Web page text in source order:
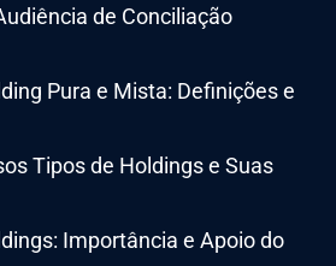
de Conciliação
Pura e Mista: Definições e
Tipos de Holdings e Suas
Importância e Apoio do